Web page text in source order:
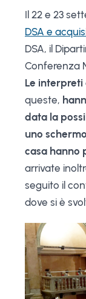
Il 22 e 23
DSA e
DSA, il
Conferenza
Le interpreti
queste,
data la
uno
casa hanno
arrivate
seguito il
dove si è